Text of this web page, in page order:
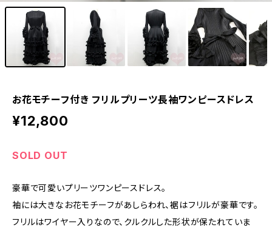
お花モチーフ付き フリルプリーツ長袖ワンピースドレス
¥12,800
SOLD OUT
豪華で可愛いプリーツワンピースドレス。
袖には大きなお花モチーフがあしらわれ、裾はフリルが豪華です。
フリルはワイヤー入りなので、クルクルした形状が保たれていま